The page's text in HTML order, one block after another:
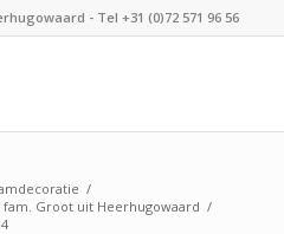
- Tel +31 (0)72 571 96 56
/
Groot uit Heerhugowaard /